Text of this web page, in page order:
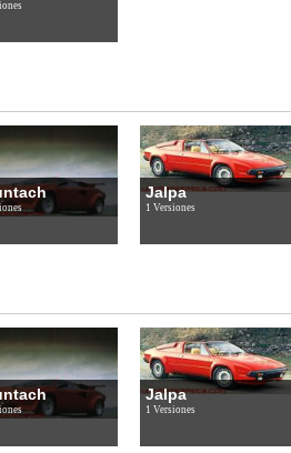
Jalpa
1 Versiones
Jalpa
1 Versiones